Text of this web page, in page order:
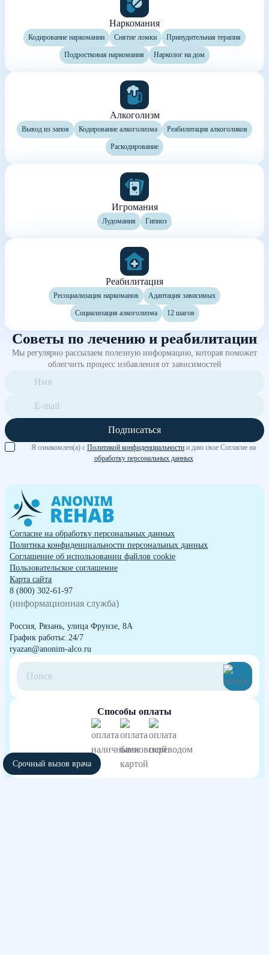
Наркомания
Кодирование наркомании Снятие ломки Принудительная терапия
Подростковая наркомания Нарколог на дом
Алкоголизм
Вывод из запоя Кодирование алкоголизма Реабилитация алкоголиков
Раскодирование
Игромания
Лудомания Гипноз
Реабилитация
Ресоциализация наркоманов Адаптация зависимых
Социализация алкоголизма 12 шагов
Советы по лечению и реабилитации
Мы регулярно рассылаем полезную информацию, которая поможет
облегчить процесс избавления от зависимостей
Подписаться
Я ознакомлен(а) с Политикой конфиденциальности и даю свое Согласие на
обработку персональных данных
Согласие на обработку персональных данных
Политика конфиденциальности персональных данных
Cоглашение об использовании файлов cookie
Пользовательское соглашение
Карта сайта
8 (800) 302-61-97
(информационная служба)
Россия, Рязань, улица Фрунзе, 8А
График работы: 24/7
ryazan@anonim-alco.ru
Способы оплаты
Срочный вызов врача